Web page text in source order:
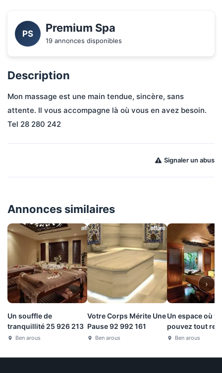
PS Premium Spa
19 annonces disponibles
Description
Mon massage est une main tendue, sincère, sans
attente. Il vous accompagne là où vous en avez besoin.
Tel 28 280 242
Signaler un abus
Annonces similaires
Un souffle de
tranquillité 25 926 213
Ben arous
Votre Corps Mérite Une
Pause 92 992 161
Ben arous
Un espace où
pouvez tout
93 990 681
Ben arous
›